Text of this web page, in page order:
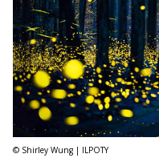
© Shirley Wung | ILPOTY